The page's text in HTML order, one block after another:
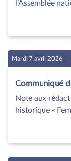
l’Assemblée
Mardi 7 avril 2026
Communiqué
Note aux
historique «